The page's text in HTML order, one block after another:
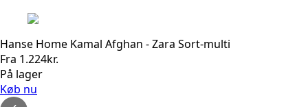
Hanse Home Kamal Afghan - Zara Sort-multi
Fra 1.224kr.
På lager
Køb nu